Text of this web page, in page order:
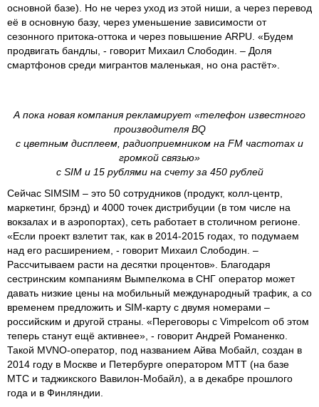
основной базе). Но не через уход из этой ниши, а через перевод
её в основную базу, через уменьшение зависимости от
сезонного притока-оттока и через повышение ARPU. «Будем
продвигать бандлы, - говорит Михаил Слободин. – Доля
смартфонов среди мигрантов маленькая, но она растёт».
А пока новая компания рекламирует «телефон известного
производителя BQ
c цветным дисплеем, радиоприемником на FM частотах и
громкой связью»
с SIM и 15 рублями на счету за 450 рублей
Сейчас SIMSIM – это 50 сотрудников (продукт, колл-центр,
маркетинг, брэнд) и 4000 точек дистрибуции (в том числе на
вокзалах и в аэропортах), сеть работает в столичном регионе.
«Если проект взлетит так, как в 2014-2015 годах, то подумаем
над его расширением, - говорит Михаил Слободин. –
Рассчитываем расти на десятки процентов». Благодаря
сестринским компаниям Вымпелкома в СНГ оператор может
давать низкие цены на мобильный международный трафик, а со
временем предложить и SIM-карту с двумя номерами –
российским и другой страны. «Переговоры с Vimpelcom об этом
теперь станут ещё активнее», - говорит Андрей Романенко.
Такой MVNO-оператор, под названием Айва Мобайл, создан в
2014 году в Москве и Петербурге оператором МТТ (на базе
МТС и таджикского Вавилон-Мобайл), а в декабре прошлого
года и в Финляндии.